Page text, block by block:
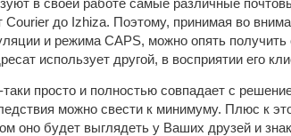
в своей работе самые различные
до Izhiza. Поэтому, принимая во
и режима CAPS, можно опять
использует другой, в восприятии его
просто и полностью совпадает с
можно свести к минимуму. Плюс к
оно будет выглядеть у Ваших друзей и